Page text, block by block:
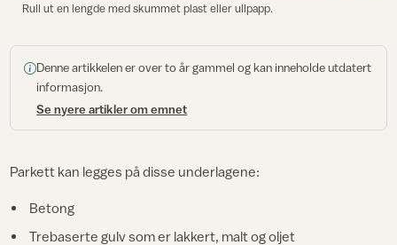
Rull ut en lengde med skummet plast eller ullpapp.
Denne artikkelen er over to år gammel og kan inneholde utdatert
informasjon.
Se nyere artikler om emnet
Parkett kan legges på disse underlagene:
Betong
Trebaserte gulv som er lakkert, malt og oljet